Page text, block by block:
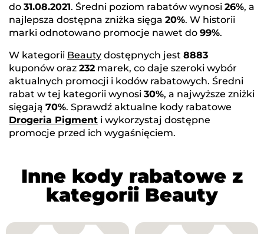
do 31.08.2021. Średni poziom rabatów wynosi 26%, a
najlepsza dostępna zniżka sięga 20%. W historii
marki odnotowano promocje nawet do 99%.
W kategorii Beauty dostępnych jest 8883
kuponów oraz 232 marek, co daje szeroki wybór
aktualnych promocji i kodów rabatowych. Średni
rabat w tej kategorii wynosi 30%, a najwyższe zniżki
sięgają 70%. Sprawdź aktualne kody rabatowe
Drogeria Pigment i wykorzystaj dostępne
promocje przed ich wygaśnięciem.
Inne kody rabatowe z
kategorii Beauty